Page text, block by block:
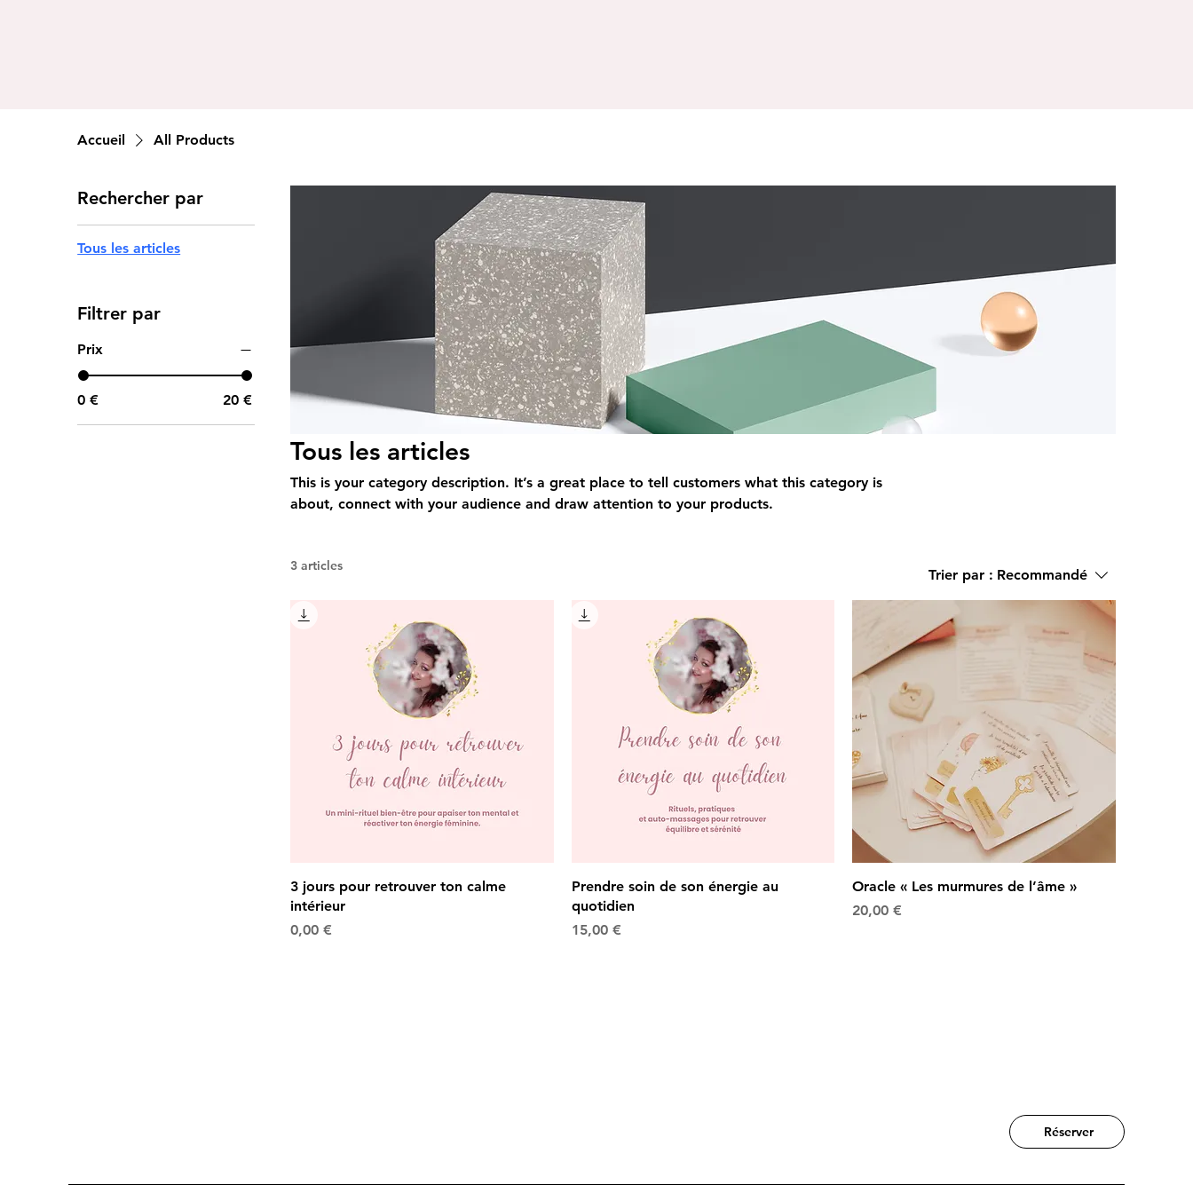
Accueil All Products
Rechercher par
Tous les articles
Filtrer par
Prix
0 € 20 €
Tous les articles
This is your category description. It’s a great place to tell customers what this category is
about, connect with your audience and draw attention to your products.
3 articles
Trier par : Recommandé
3 jours pour retrouver ton calme
intérieur
Prix
0,00 €
Prendre soin de son énergie au
quotidien
Prix
15,00 €
Oracle « Les murmures de l’âme »
Prix
20,00 €
Réserver